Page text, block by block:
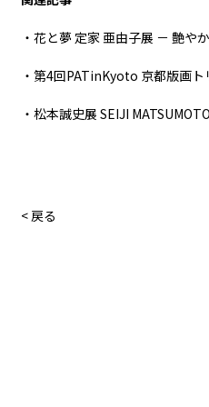
・花と夢 定家 亜由子展 － 艶や
・第4回PATinKyoto 京都版画
・松本誠史展 SEIJI
< 戻る